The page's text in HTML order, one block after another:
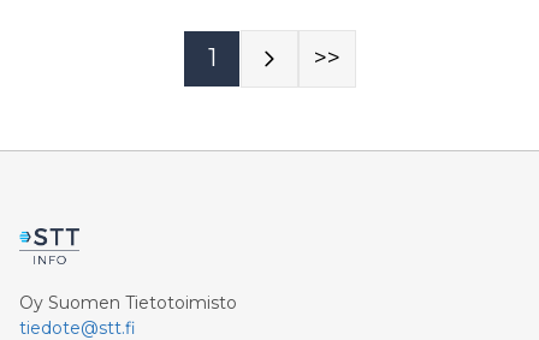
1 >>
Oy Suomen Tietotoimisto
tiedote@stt.fi